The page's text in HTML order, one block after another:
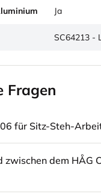
Ja
SC64213 -
Fragen
für Sitz-Steh-
dem HÅG